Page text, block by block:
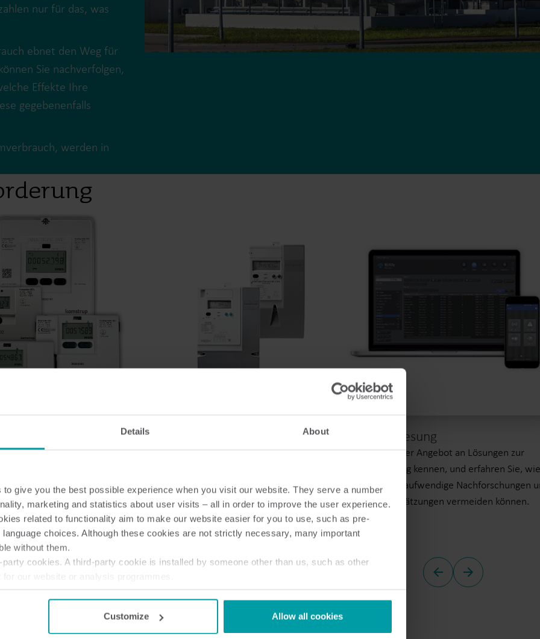
Details About
give you the best possible experience when you visit our website. They serve a number
marketing and statistics about user visits – all in order to improve the user experience.
related to functionality aim to make our website easier for you to use, such as pre-
choices. Although these cookies are not strictly necessary, many important
without them.
cookies. A third-party cookie is installed by someone other than us, such as other
our website or analysis programmes.
withdraw your consent from the Cookie Declarationhere.
Customize Allow all cookies
für präzise Messung und
effizientes Management.
Lösungen im Wärmebereich
Intelligente Wärmelösungen
für präzise Messung und
Lösungen im Strombereich
Fortschrittliche
Stromlösungen für präzise
Lösungen im Submetering-Bereich
Submetering-Lösungen für präzise Erfassung und
effizientes Ressourcenmanagement.
zu all unseren innovativen Lösungen im
Produktzentrum.
nur für das, was
ebnet den Weg für
Sie nachverfolgen,
Effekte Ihre
gegebenenfalls
werden in
Produktpalette von
und -kältezählern kennen,
über marktführende
Nutzung und intelligentes
Stromzähler
Lernen Sie unsere intelligenten Stromzähler
außergewöhnliche Leistung, einzigartige
Genauigkeit und nahtlose Integration.
Zählerauslesung
Lernen Sie unser Angebot an Lösungen zur
Zählerauslesung kennen, und erfahren Sie, wie
Sie Fehler, zeitaufwendige Nachforschungen
Verbrauchsschätzungen vermeiden können.
Smart Metering